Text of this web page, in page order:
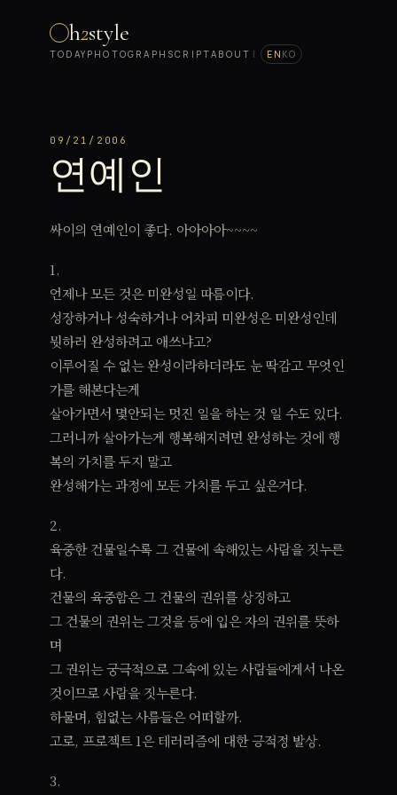
h2style
TODAY PHOTOGRAPH SCRIPTABOUT | EN KO
09/21/2006
연예인
싸이의 연예인이 좋다. 아아아아~~~~
1.
언제나 모든 것은 미완성일 따름이다.
성장하거나 성숙하거나 어차피 미완성은 미완성인데
뭣하러 완성하려고 애쓰냐고?
이루어질 수 없는 완성이라하더라도 눈 딱감고 무엇인
가를 해본다는게
살아가면서 몇안되는 멋진 일을 하는 것 일 수도 있다.
그러니까 살아가는게 행복해지려면 완성하는 것에 행
복의 가치를 두지 말고
완성해가는 과정에 모든 가치를 두고 싶은거다.
2.
육중한 건물일수록 그 건물에 속해있는 사람을 짓누른
다.
건물의 육중함은 그 건물의 권위를 상징하고
그 건물의 권위는 그것을 등에 입은 자의 권위를 뜻하
며
그 권위는 궁극적으로 그속에 있는 사람들에게서 나온
것이므로 사람을 짓누른다.
하물며, 힘없는 사름들은 어떠할까.
고로, 프로젝트 1은 테러리즘에 대한 긍적정 발상.
3.